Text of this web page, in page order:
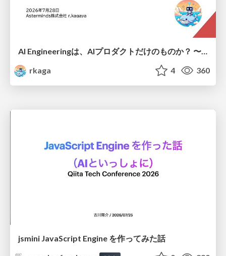
rkaga
4 360
jsmini JavaScript Engine を作ってみた話